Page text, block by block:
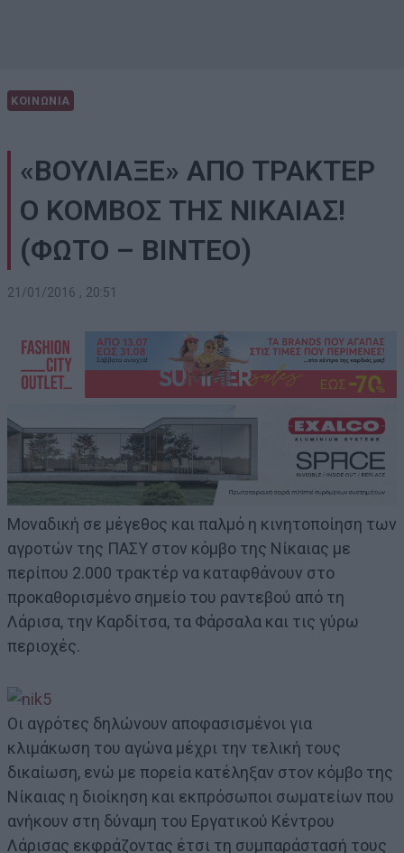
ΚΟΙΝΩΝΙΑ
«ΒΟΥΛΙΑΞΕ» ΑΠΟ ΤΡΑΚΤΕΡ
Ο ΚΟΜΒΟΣ ΤΗΣ ΝΙΚΑΙΑΣ!
(ΦΩΤΟ – ΒΙΝΤΕΟ)
21/01/2016 , 20:51
Μοναδική σε μέγεθος και παλμό η κινητοποίηση των
αγροτών της ΠΑΣΥ στον κόμβο της Νίκαιας με
περίπου 2.000 τρακτέρ να καταφθάνουν στο
προκαθορισμένο σημείο του ραντεβού από τη
Λάρισα, την Καρδίτσα, τα Φάρσαλα και τις γύρω
περιοχές.
Οι αγρότες δηλώνουν αποφασισμένοι για
κλιμάκωση του αγώνα μέχρι την τελική τους
δικαίωση, ενώ με πορεία κατέληξαν στον κόμβο της
Νίκαιας η διοίκηση και εκπρόσωποι σωματείων που
ανήκουν στη δύναμη του Εργατικού Κέντρου
Λάρισας εκφράζοντας έτσι τη συμπαράστασή τους